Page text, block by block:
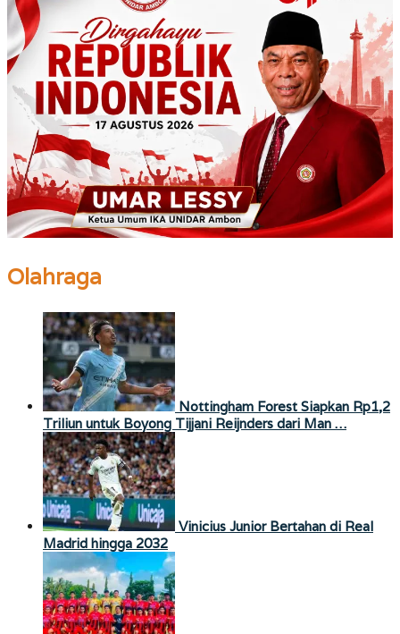
Olahraga
Nottingham Forest Siapkan Rp1,2
Triliun untuk Boyong Tijjani Reijnders dari Man …
Vinicius Junior Bertahan di Real
Madrid hingga 2032